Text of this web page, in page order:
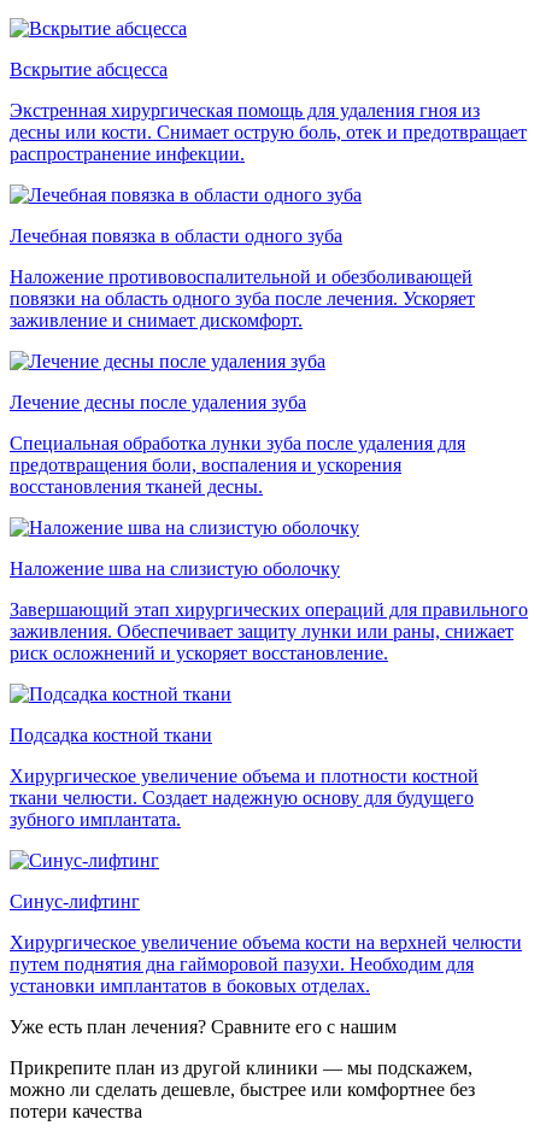
Вскрытие абсцесса
Экстренная хирургическая помощь для удаления гноя из
десны или кости. Снимает острую боль, отек и предотвращает
распространение инфекции.
Лечебная повязка в области одного зуба
Наложение противовоспалительной и обезболивающей
повязки на область одного зуба после лечения. Ускоряет
заживление и снимает дискомфорт.
Лечение десны после удаления зуба
Специальная обработка лунки зуба после удаления для
предотвращения боли, воспаления и ускорения
восстановления тканей десны.
Наложение шва на слизистую оболочку
Завершающий этап хирургических операций для правильного
заживления. Обеспечивает защиту лунки или раны, снижает
риск осложнений и ускоряет восстановление.
Подсадка костной ткани
Хирургическое увеличение объема и плотности костной
ткани челюсти. Создает надежную основу для будущего
зубного имплантата.
Синус-лифтинг
Хирургическое увеличение объема кости на верхней челюсти
путем поднятия дна гайморовой пазухи. Необходим для
установки имплантатов в боковых отделах.
Уже есть план лечения? Сравните его с нашим
Прикрепите план из другой клиники — мы подскажем,
можно ли сделать дешевле, быстрее или комфортнее без
потери качества